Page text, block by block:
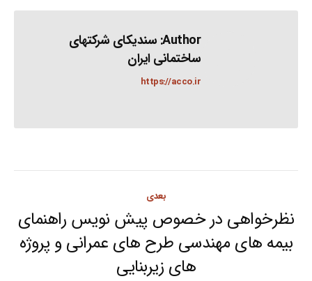
Author: سندیکای شرکتهای
ساختمانی ایران
https://acco.ir
navigation
بعدی
Next
post:
نظرخواهی در خصوص پیش نویس راهنمای
بیمه های مهندسی طرح های عمرانی و پروژه
های زیربنایی